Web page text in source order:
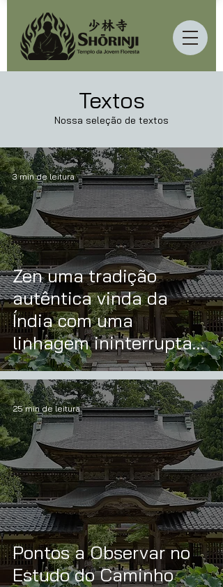
Textos
Nossa seleção de textos
Zen uma tradição
autêntica vinda da
Índia com uma
linhagem ininterrupta
até os dias de hoje?
3 min de leitura
Pontos a Observar no
Estudo do Caminho
25 min de leitura